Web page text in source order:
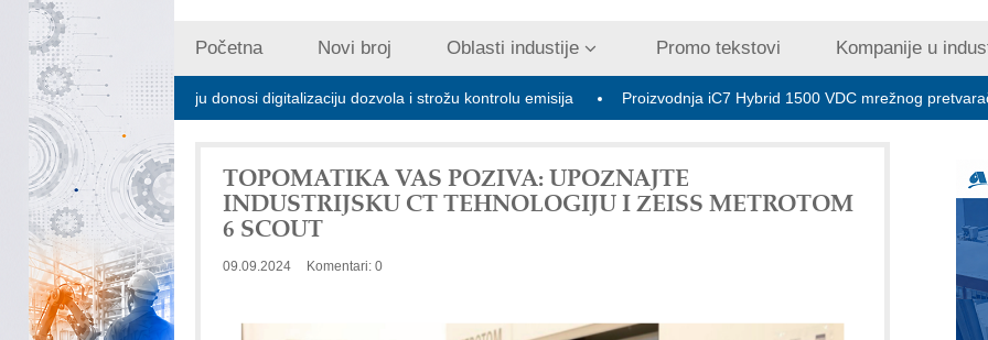
Početna Novi broj Oblasti industije Promo tekstovi Kompanije u
zagađivanju donosi digitalizaciju dozvola i strožu kontrolu emisija Proizvodnja iC7 Hybrid 1500 VDC mrežnog pretvarača sa tečnim
TOPOMATIKA VAS POZIVA: UPOZNAJTE
INDUSTRIJSKU CT TEHNOLOGIJU I ZEISS METROTOM
6 SCOUT
09.09.2024 Komentari: 0